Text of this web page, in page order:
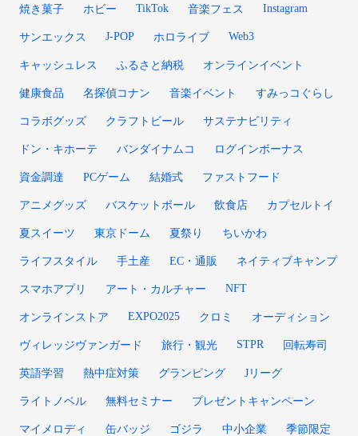
焼き菓子 ホビー TikTok 音楽フェス Instagram
サンエックス J-POP ホロライブ Web3
キャッシュレス ふるさと納税 オンラインイベント
健康食品 名探偵コナン 音楽イベント すみっコぐらし
コラボグッズ クラフトビール サステナビリティ
ドン・キホーテ バンダイナムコ ログインボーナス
資金調達 PCゲーム 結婚式 ファストフード
アニメグッズ バスケットボール 飲食店 カプセルトイ
夏スイーツ 東京ドーム 夏祭り ちいかわ
ライフスタイル 手土産 EC・通販 ネイティブキャンプ
スマホアプリ アート・カルチャー NFT
オンラインストア EXPO2025 クロミ オーディション
ヴィレッジヴァンガード 旅行・観光 STPR 回転寿司
英語学習 熱中症対策 グランピング Jリーグ
ライトノベル 無料セミナー プレゼントキャンペーン
マイメロディ 缶バッジ ゴジラ 中小企業 季節限定